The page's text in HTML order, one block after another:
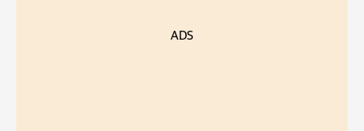
ADS